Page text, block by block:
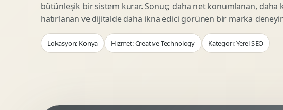
Logo Animasyonu
Mikro Animasyon Tasarimi
Reklam Motion Video
Urun Tanitim Animasyonu
Webgl Deneyim Tasarimi
Interaktif Kampanya
AI Gorsel Konsept
Dinamik Landing Page
bütünleşik bir sistem kurar. Sonuç; daha net konumlanan, daha
hatırlanan ve dijitalde daha ikna edici görünen bir marka
Lokasyon: Konya Hizmet: Creative Technology Kategori: Yerel SEO